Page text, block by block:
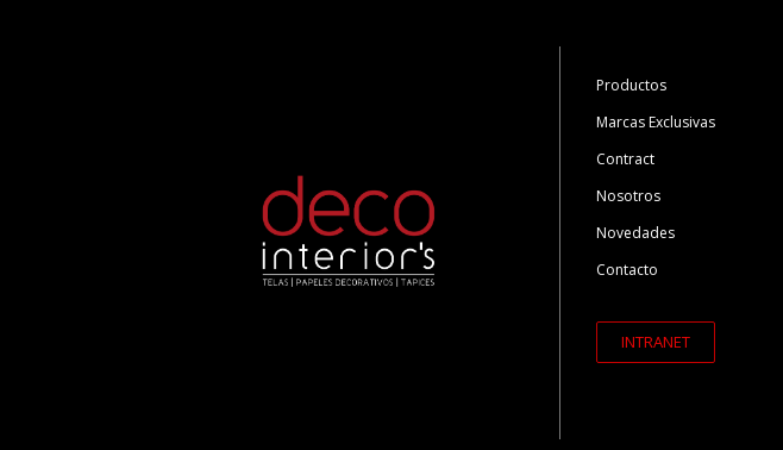
Productos
Marcas Exclusivas
Contract
Nosotros
Novedades
Contacto
INTRANET